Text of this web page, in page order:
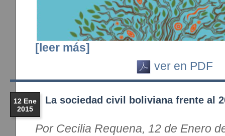
[leer más]
ver en PDF
12 Ene
2015
La sociedad civil boliviana frente al
Por Cecilia Requena, 12 de Enero